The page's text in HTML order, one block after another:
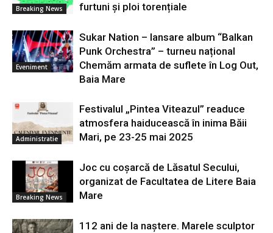
Breaking News
furtuni și ploi torențiale
Eveniment
Sukar Nation – lansare album “Balkan
Punk Orchestra” – turneu național
Chemăm armata de suflete în Log Out,
Baia Mare
Administratie
Festivalul „Pintea Viteazul” readuce
atmosfera haiducească în inima Băii
Mari, pe 23-25 mai 2025
Breaking News
Joc cu coșarcă de Lăsatul Secului,
organizat de Facultatea de Litere Baia
Mare
112 ani de la naștere. Marele sculptor